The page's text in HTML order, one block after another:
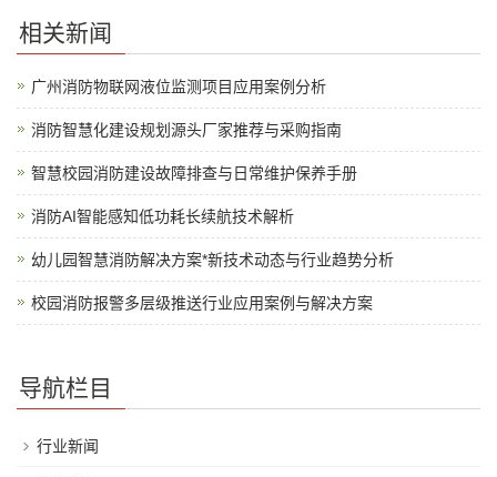
相关新闻
广州消防物联网液位监测项目应用案例分析
消防智慧化建设规划源头厂家推荐与采购指南
智慧校园消防建设故障排查与日常维护保养手册
消防AI智能感知低功耗长续航技术解析
幼儿园智慧消防解决方案*新技术动态与行业趋势分析
校园消防报警多层级推送行业应用案例与解决方案
导航栏目
行业新闻